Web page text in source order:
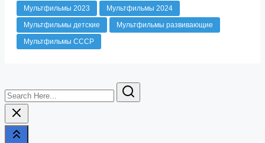
Мультфильмы 2023
Мультфильмы 2024
Мультфильмы детские
Мультфильмы развивающие
Мультфильмы СССР
Search
Here...